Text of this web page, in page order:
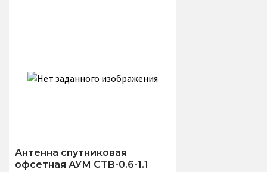
Антенна спутниковая
офсетная АУМ CTB-0.6-1.1